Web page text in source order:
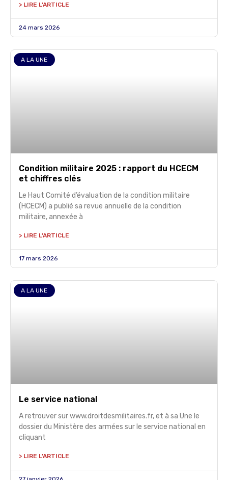
> LIRE L'ARTICLE
24 mars 2026
A LA UNE
Condition militaire 2025 : rapport du HCECM
et chiffres clés
Le Haut Comité d’évaluation de la condition militaire
(HCECM) a publié sa revue annuelle de la condition
militaire, annexée à
> LIRE L'ARTICLE
17 mars 2026
A LA UNE
Le service national
A retrouver sur www.droitdesmilitaires.fr, et à sa Une le
dossier du Ministère des armées sur le service national en
cliquant
> LIRE L'ARTICLE